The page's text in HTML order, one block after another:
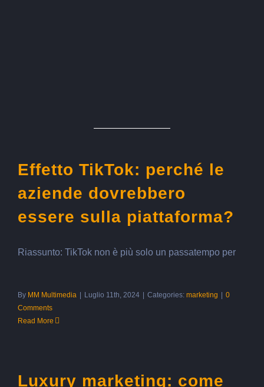
Effetto TikTok: perché le
aziende dovrebbero
essere sulla piattaforma?
Riassunto: TikTok non è più solo un passatempo per
By MM Multimedia Luglio 11th, 2024 Categories: marketing
0
Comments
Read More
Luxury marketing: come